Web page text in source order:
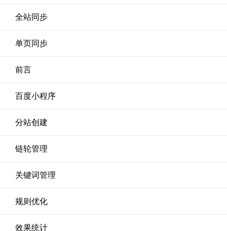
全站同步
单页同步
前言
百度小程序
分站创建
链轮管理
关键词管理
规则优化
效果统计